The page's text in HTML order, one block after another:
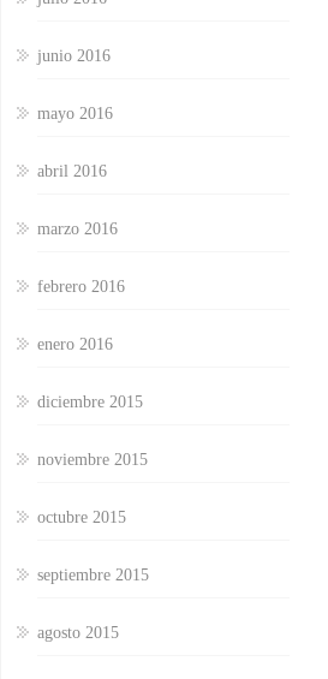
junio 2016
mayo 2016
abril 2016
marzo 2016
febrero 2016
enero 2016
diciembre 2015
noviembre 2015
octubre 2015
septiembre 2015
agosto 2015